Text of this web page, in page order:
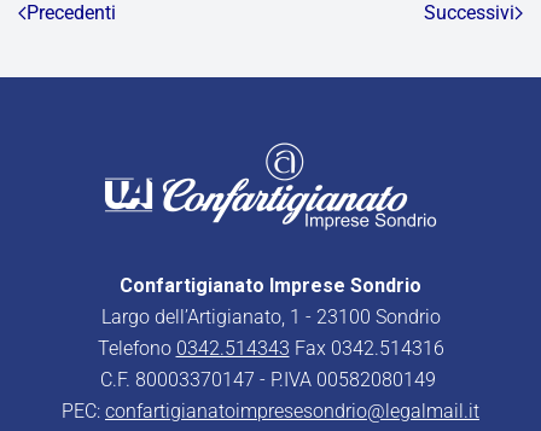
Precedenti Successivi
Confartigianato Imprese Sondrio
Largo dell’Artigianato, 1 - 23100 Sondrio
Telefono 0342.514343 Fax 0342.514316
C.F. 80003370147 - P.IVA 00582080149
PEC: confartigianatoimpresesondrio@legalmail.it